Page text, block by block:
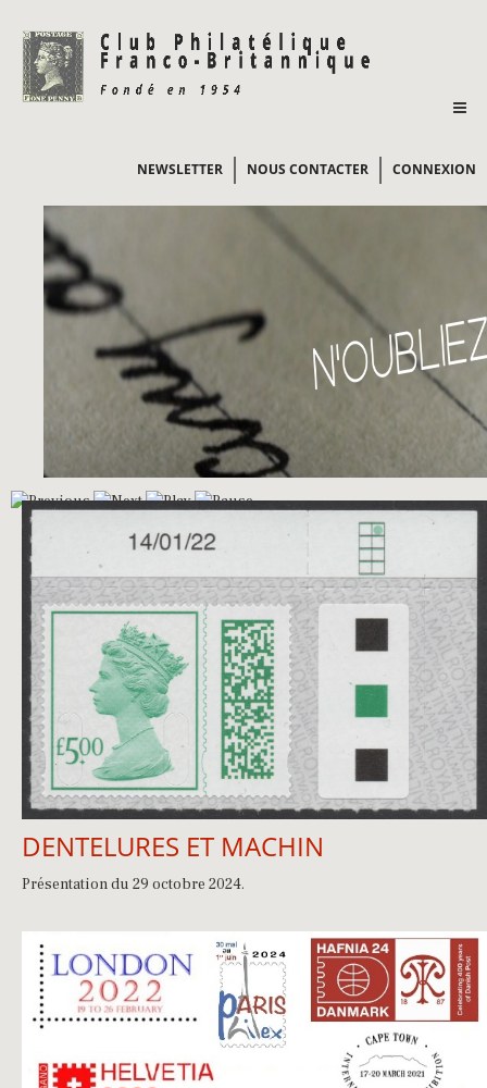
NEWSLETTER NOUS CONTACTER CONNEXION
DENTELURES ET MACHIN
Présentation du 29 octobre 2024.